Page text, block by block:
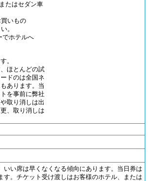
たはセダン車
いもの
。
ホテルへ
。
ほとんどの試
ドのは全国ネ
あります。当
を事前に弊社
取り消しは出
、取り消しは
いい席は早くなくなる傾向にあります。当日券は
す。チケット受け渡しはお客様のホテル、または